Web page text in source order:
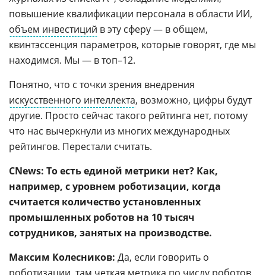
повышение квалификации персонала в области ИИ,
объем инвестиций в эту сферу — в общем,
квинтэссенция параметров, которые говорят, где мы
находимся. Мы — в топ–12.
Понятно, что с точки зрения внедрения
искусственного интеллекта, возможно, цифры будут
другие. Просто сейчас такого рейтинга нет, потому
что нас вычеркнули из многих международных
рейтингов. Перестали считать.
CNews: То есть единой метрики нет? Как,
например, с уровнем роботизации, когда
считается количество установленных
промышленных роботов на 10 тысяч
сотрудников, занятых на производстве.
Максим Колесников: Да, если говорить о